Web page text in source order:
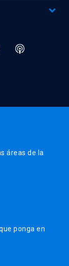
áreas de la
ponga en